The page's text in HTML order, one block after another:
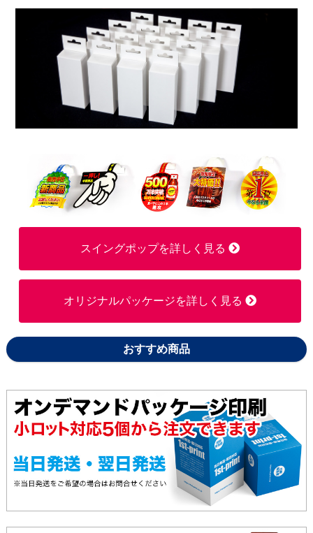
スイングポップを詳しく見る
オリジナルパッケージを詳しく見る
おすすめ商品